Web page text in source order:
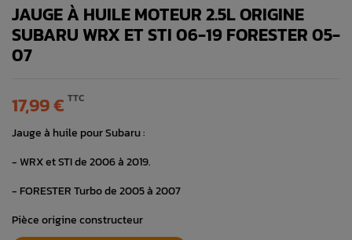
JAUGE À HUILE MOTEUR 2.5L ORIGINE
SUBARU WRX ET STI 06-19 FORESTER 05-
07
17,99 € TTC
Jauge à huile pour Subaru :
- WRX et STI de 2006 à 2019.
- FORESTER Turbo de 2005 à 2007
Pièce origine constructeur